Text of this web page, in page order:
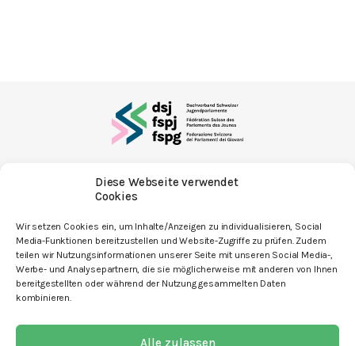
Diese Webseite verwendet
Cookies
Wir setzen Cookies ein, um Inhalte/Anzeigen zu individualisieren, Social
Media-Funktionen bereitzustellen und Website-Zugriffe zu prüfen. Zudem
teilen wir Nutzungsinformationen unserer Seite mit unseren Social Media-,
Werbe- und Analysepartnern, die sie möglicherweise mit anderen von Ihnen
bereitgestellten oder während der Nutzung gesammelten Daten
kombinieren.
Alle zulassen
mit den Angeboten
Kontakt